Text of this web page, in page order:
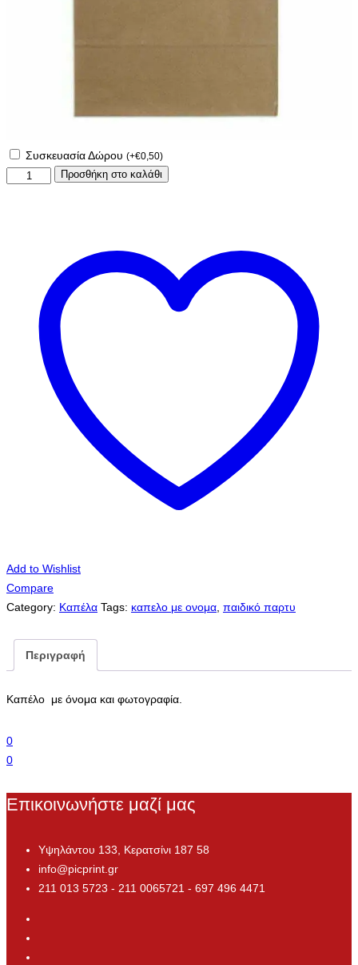
Συσκευασία Δώρου (+€0,50)
Καπέλο
Προσθήκη στο καλάθι
Add to Wishlist
Compare
Category: Καπέλα Tags: καπελο με ονομα παιδικό παρτυ
Περιγραφή
Καπέλο με όνομα και φωτογραφία.
0
0
Επικοινωνήστε μαζί μας
Υψηλάντου 133, Κερατσίνι 187 58
info@picprint.gr
211 013 5723 - 211 0065721 - 697 496 4471